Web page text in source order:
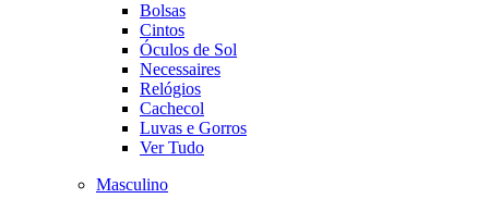
Bolsas
Cintos
Óculos de Sol
Necessaires
Relógios
Cachecol
Luvas e Gorros
Ver Tudo
Masculino